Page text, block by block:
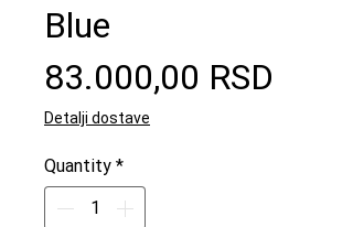
Blue
83.000,00 RSD
Detalji dostave
Quantity *